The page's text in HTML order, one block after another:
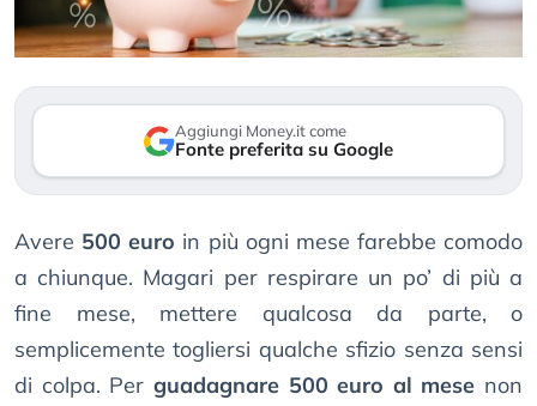
Aggiungi Money.it come
Fonte preferita su Google
Avere 500 euro in più ogni mese farebbe comodo
a chiunque. Magari per respirare un po’ di più a
fine mese, mettere qualcosa da parte, o
semplicemente togliersi qualche sfizio senza sensi
di colpa. Per guadagnare 500 euro al mese non